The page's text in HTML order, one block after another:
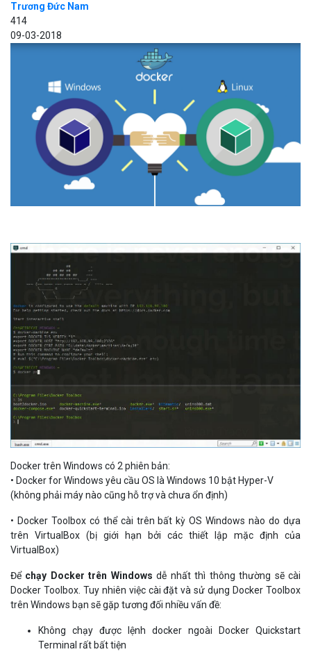
Trương Đức Nam
414
09-03-2018
Docker trên Windows có 2 phiên bản:
• Docker for Windows yêu cầu OS là Windows 10 bật Hyper-V
(không phải máy nào cũng hỗ trợ và chưa ổn định)
• Docker Toolbox có thể cài trên bất kỳ OS Windows nào do dựa
trên VirtualBox (bị giới hạn bởi các thiết lập mặc định của
VirtualBox)
Để chạy Docker trên Windows dễ nhất thì thông thường sẽ cài
Docker Toolbox. Tuy nhiên việc cài đặt và sử dụng Docker Toolbox
trên Windows bạn sẽ gặp tương đối nhiều vấn đề:
Không chạy được lệnh docker ngoài Docker Quickstart
Terminal rất bất tiện